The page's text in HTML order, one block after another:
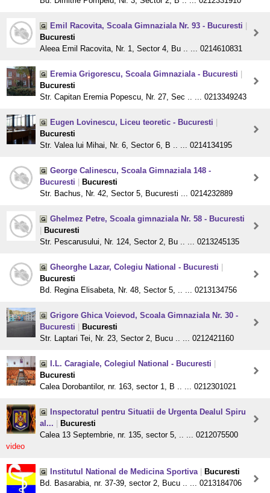
Emil Racovita, Scoala Gimnaziala Nr. 93 - Bucuresti
Bucuresti
Aleea Emil Racovita, Nr. 1, Sector 4, Bu .. ... 0214610831
Eremia Grigorescu, Scoala Gimnaziala - Bucuresti
Bucuresti
Str. Capitan Eremia Popescu, Nr. 27, Sec .. ... 0213349243
Eugen Lovinescu, Liceu teoretic - Bucuresti
Bucuresti
Str. Valea lui Mihai, Nr. 6, Sector 6, B .. ... 0214134195
George Calinescu, Scoala Gimnaziala 148 -
Bucuresti
Bucuresti
Str. Bachus, Nr. 42, Sector 5, Bucuresti ... 0214232889
Ghelmez Petre, Scoala gimnaziala Nr. 58 - Bucuresti
Bucuresti
Str. Pescarusului, Nr. 124, Sector 2, Bu .. ... 0213245135
Gheorghe Lazar, Colegiu National - Bucuresti
Bucuresti
Bd. Regina Elisabeta, Nr. 48, Sector 5, .. ... 0213134756
Grigore Ghica Voievod, Scoala Gimnaziala Nr. 30 -
Bucuresti
Bucuresti
Str. Laptari Tei, Nr. 23, Sector 2, Bucu .. ... 0212421160
I.L. Caragiale, Colegiul National - Bucuresti
Bucuresti
Calea Dorobantilor, nr. 163, sector 1, B .. ... 0212301021
Inspectoratul pentru Situatii de Urgenta Dealul Spiru
al...
Bucuresti
Calea 13 Septembrie, nr. 135, sector 5, .. ... 0212075500
video
Institutul National de Medicina Sportiva
Bucuresti
Bd. Basarabia, nr. 37-39, sector 2, Bucu .. ... 0213184706